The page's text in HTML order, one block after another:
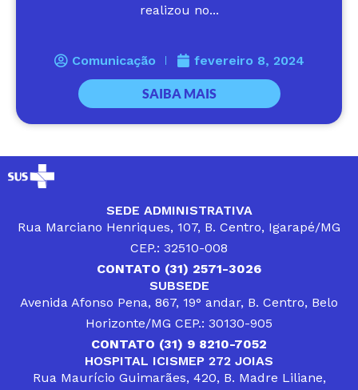
realizou no...
Comunicação fevereiro 8, 2024
SAIBA MAIS
SEDE ADMINISTRATIVA
Rua Marciano Henriques, 107, B. Centro, Igarapé/MG
CEP.: 32510-008
CONTATO (31) 2571-3026
SUBSEDE
Avenida Afonso Pena, 867, 19° andar, B. Centro, Belo
Horizonte/MG CEP.: 30130-905
CONTATO (31) 9 8210-7052
HOSPITAL ICISMEP 272 JOIAS
Rua Maurício Guimarães, 420, B. Madre Liliane,